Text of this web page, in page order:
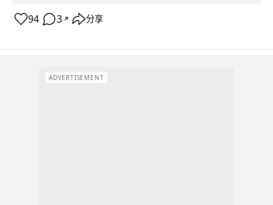
94 3 ↗ 分享
ADVERTISEMENT